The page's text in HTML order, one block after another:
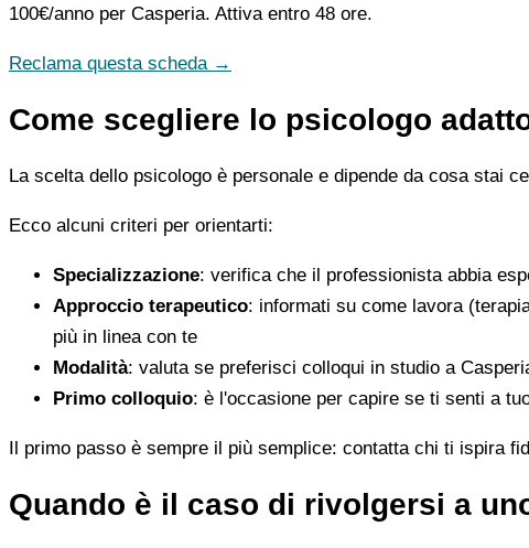
100€/anno per Casperia. Attiva entro 48 ore.
Reclama questa scheda →
Come scegliere lo psicologo
La scelta dello psicologo è personale e dipende da cosa stai
Ecco alcuni criteri per orientarti:
Specializzazione: verifica che il professionista abbia
Approccio terapeutico: informati su come lavora
più in linea con te
Modalità: valuta se preferisci colloqui in studio a
Primo colloquio: è l'occasione per capire se ti senti a
Il primo passo è sempre il più semplice: contatta chi ti ispira
Quando è il caso di rivolgersi a